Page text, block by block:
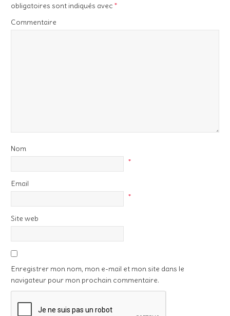
obligatoires sont indiqués avec *
Commentaire
Nom
*
Email
*
Site web
Enregistrer mon nom, mon e-mail et mon site dans le
navigateur pour mon prochain commentaire.